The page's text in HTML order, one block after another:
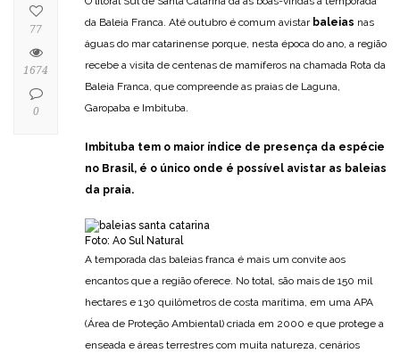
da Baleia Franca. Até outubro é comum avistar baleias nas
águas do mar catarinense porque, nesta época do ano, a região
recebe a visita de centenas de mamíferos na chamada Rota da
Baleia Franca, que compreende as praias de Laguna,
Garopaba e Imbituba.
Imbituba tem o maior índice de presença da espécie
no Brasil, é o único onde é possível avistar as baleias
da praia.
Foto: Ao Sul Natural
A temporada das baleias franca é mais um convite aos
encantos que a região oferece. No total, são mais de 150 mil
hectares e 130 quilômetros de costa marítima, em uma APA
(Área de Proteção Ambiental) criada em 2000 e que protege a
enseada e áreas terrestres com muita natureza, cenários
77
1674
0